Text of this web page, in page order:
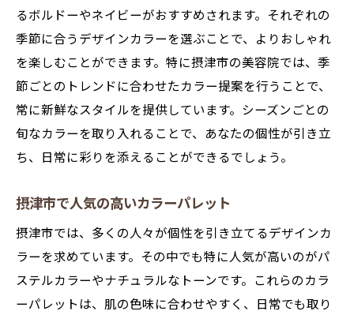
るボルドーやネイビーがおすすめされます。それぞれの
季節に合うデザインカラーを選ぶことで、よりおしゃれ
を楽しむことができます。特に摂津市の美容院では、季
節ごとのトレンドに合わせたカラー提案を行うことで、
常に新鮮なスタイルを提供しています。シーズンごとの
旬なカラーを取り入れることで、あなたの個性が引き立
ち、日常に彩りを添えることができるでしょう。
摂津市で人気の高いカラーパレット
摂津市では、多くの人々が個性を引き立てるデザインカ
ラーを求めています。その中でも特に人気が高いのがパ
ステルカラーやナチュラルなトーンです。これらのカラ
ーパレットは、肌の色味に合わせやすく、日常でも取り